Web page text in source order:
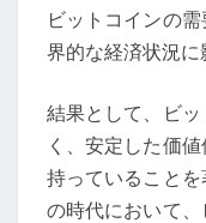
ビットコインの
界的な経済状況に
結果として、ビ
く、安定した価
持っていること
の時代において